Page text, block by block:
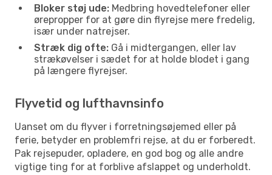
Bloker støj ude: Medbring hovedtelefoner eller
ørepropper for at gøre din flyrejse mere fredelig,
især under natrejser.
Stræk dig ofte: Gå i midtergangen, eller lav
strækøvelser i sædet for at holde blodet i gang
på længere flyrejser.
Flyvetid og lufthavnsinfo
Uanset om du flyver i forretningsøjemed eller på
ferie, betyder en problemfri rejse, at du er forberedt.
Pak rejsepuder, opladere, en god bog og alle andre
vigtige ting for at forblive afslappet og underholdt.